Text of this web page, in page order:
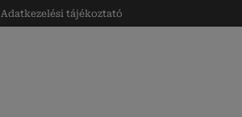
Adatkezelési tájékoztató